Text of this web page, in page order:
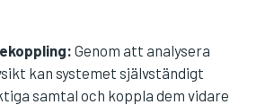
Genom att analysera
kan systemet självständigt
samtal och koppla dem vidare